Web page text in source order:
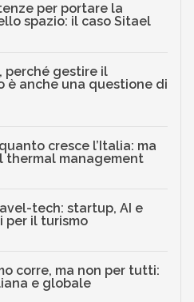
per portare la
spazio: il caso Sitael
perché gestire il
è anche una questione di
cresce l’Italia: ma
thermal management
tech: startup, AI e
per il turismo
corre, ma non per tutti:
e globale